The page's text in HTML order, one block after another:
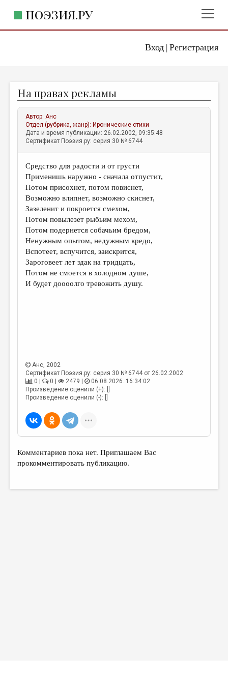
Вход| Регистрация
ПОЭЗИЯ.РУ
ЖАНРЫ
АВТОРЫ
КОММЕНТАРИИ
ЛИТСАЛОН
НОВОСТИ
ПРАВИЛА САЙТА
ОТДЕЛЫ И РУБРИКИ
ИЗБРАННОЕ
ДАЙДЖЕСТ
ПРОИЗВЕДЕНИЯ
ПЕРЕВОДЫ
СТРАНИЦЫ ПАМЯТИ
ОБЪЯВЛЕНИЯ
РЕДКОЛЛЕГИЯ
МАЛАЯ ПРОЗА
На правах рекламы
Автор:Анс
Отдел (рубрика, жанр): Иронические стихи
Дата и время публикации: 26.02.2002, 09:35:48
Сертификат Поэзия.ру: серия 30 № 6744
Средство для радости и от грусти
Применишь наружно - сначала отпустит,
Потом присохнет, потом повиснет,
Возможно влипнет, возможно скиснет,
Зазеленит и покроется смехом,
Потом повылезет рыбьим мехом,
Потом подернется собачьим бредом,
Ненужным опытом, недужным кредо,
Вспотеет, вспучится, заискрится,
Зароговеет лет эдак на тридцать,
Потом не смоется в холодном душе,
И будет доооолго тревожить душу.
Анс, 2002
Сертификат Поэзия.ру: серия 30 № 6744 от 26.02.2002
0 |
0 | 2479 |
06.08.2026. 16:34:02
Произведение оценили (+): []
Произведение оценили (-): []
Комментариев пока нет. Приглашаем Вас
прокомментировать публикацию.